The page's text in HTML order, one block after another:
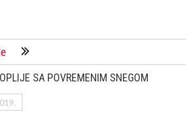
SA POVREMENIM SNEGOM